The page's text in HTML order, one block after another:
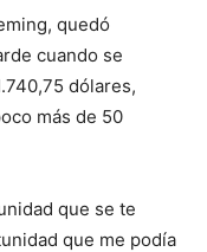
quedó
cuando se
dólares,
más de 50
que se te
que me podía